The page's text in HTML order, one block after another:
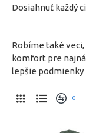
Dosiahnuť každý
Robíme také
komfort pre
lepšie podmienky
0